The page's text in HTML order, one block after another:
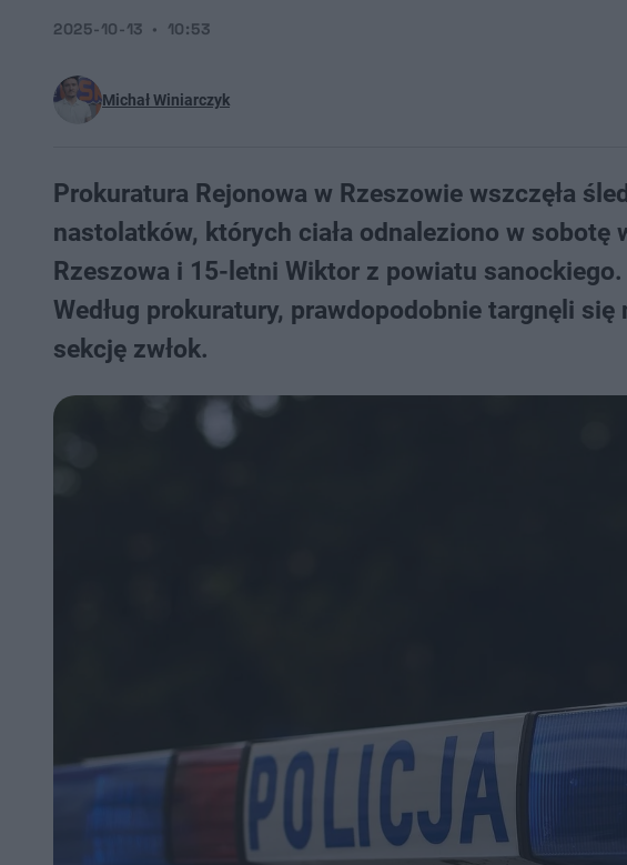
Michał Winiarczyk
2025-10-13 10:53
Prokuratura Rejonowa w Rzeszowie wszczęła
nastolatków, których ciała odnaleziono w sobotę
Rzeszowa i 15-letni Wiktor z powiatu
Według prokuratury, prawdopodobnie targnęli
sekcję zwłok.